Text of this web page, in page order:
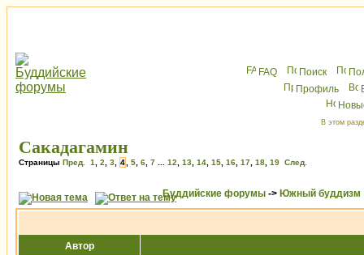
FAQ Поиск
Профиль
В этом
Сакадагамин
Страницы Пред. 1 2 3 4 5 6 7 12 13 14 15 16 17 18 19 След.
Буддийские форумы -> Южный буддизм
Автор